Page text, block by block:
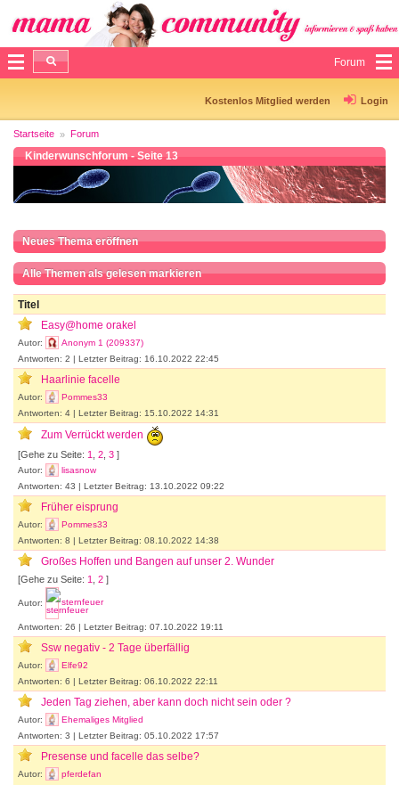
Forum
Kostenlos Mitglied werden Login
Startseite Forum
Kinderwunschforum - Seite 13
Neues Thema eröffnen
Alle Themen als gelesen markieren
Titel
Easy@home orakel
Autor:
Anonym 1 (209337)
Antworten: 2 | Letzter Beitrag: 16.10.2022 22:45
Haarlinie facelle
Autor:
Pommes33
Antworten: 4 | Letzter Beitrag: 15.10.2022 14:31
Zum Verrückt werden
[Gehe zu Seite: 1 2 3 ]
Autor:
lisasnow
Antworten: 43 | Letzter Beitrag: 13.10.2022 09:22
Früher eisprung
Autor:
Pommes33
Antworten: 8 | Letzter Beitrag: 08.10.2022 14:38
Großes Hoffen und Bangen auf unser 2. Wunder
[Gehe zu Seite: 1 2 ]
Autor: sternfeuer
Antworten: 26 | Letzter Beitrag: 07.10.2022 19:11
Ssw negativ - 2 Tage überfällig
Autor:
Elfe92
Antworten: 6 | Letzter Beitrag: 06.10.2022 22:11
Jeden Tag ziehen, aber kann doch nicht sein oder ?
Autor:
Ehemaliges Mitglied
Antworten: 3 | Letzter Beitrag: 05.10.2022 17:57
Presense und facelle das selbe?
Autor:
pferdefan